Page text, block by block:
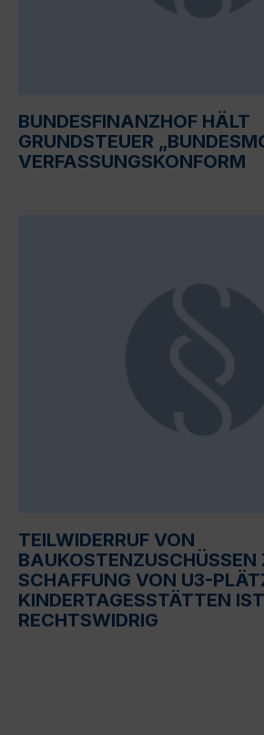
BUNDESFINANZHOF HÄLT
GRUNDSTEUER
VERFASSUNGSKONFORM
TEILWIDERRUF VON
BAUKOSTENZUSCHÜSSEN
SCHAFFUNG VON U3-
KINDERTAGESSTÄTTEN IST
RECHTSWIDRIG